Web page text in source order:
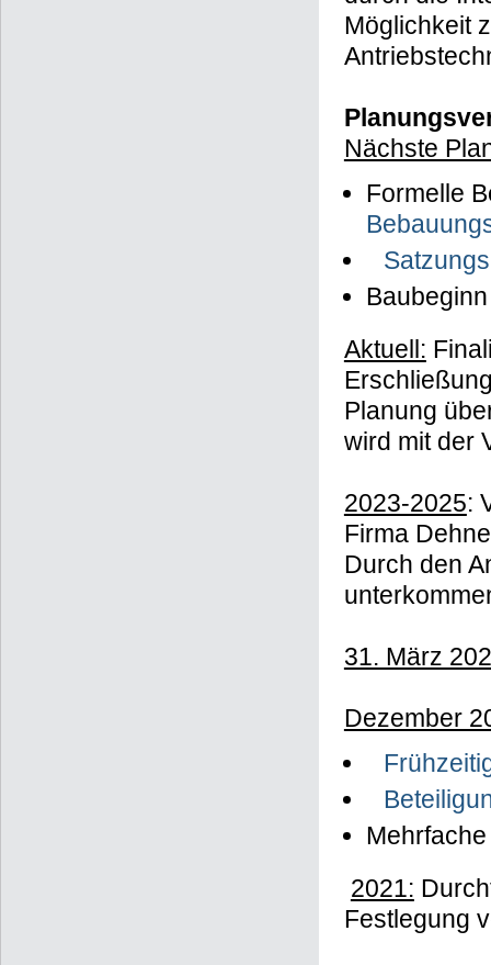
Möglichkeit
Nächste
Formelle
Baubeginn
Aktuell:
Planung
wird mit der
2023-2025:
Firma
Durch den
31. März
Dezember
2021:
Festlegung